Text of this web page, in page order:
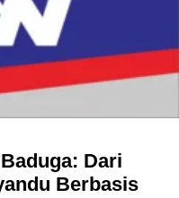
Dari
Berbasis